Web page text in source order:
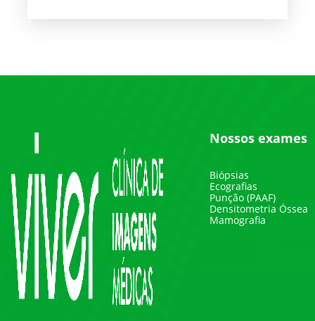
Nossos exames
Biópsias
Ecografias
Punção (PAAF)
Densitometria Óssea
Mamografia